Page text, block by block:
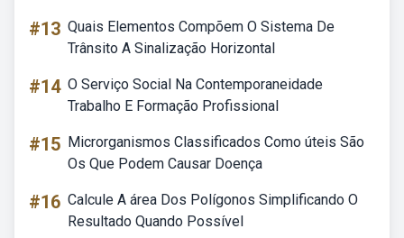
#13 Quais Elementos Compõem O Sistema De
Trânsito A Sinalização Horizontal
#14 O Serviço Social Na Contemporaneidade
Trabalho E Formação Profissional
#15 Microrganismos Classificados Como úteis São
Os Que Podem Causar Doença
#16 Calcule A área Dos Polígonos Simplificando O
Resultado Quando Possível